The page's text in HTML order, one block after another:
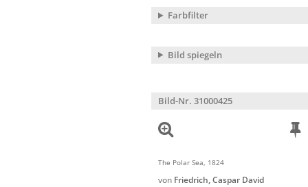
Farbfilter
Bild spiegeln
Bild-Nr. 31000425
The Polar Sea, 1824
von Friedrich, Caspar David